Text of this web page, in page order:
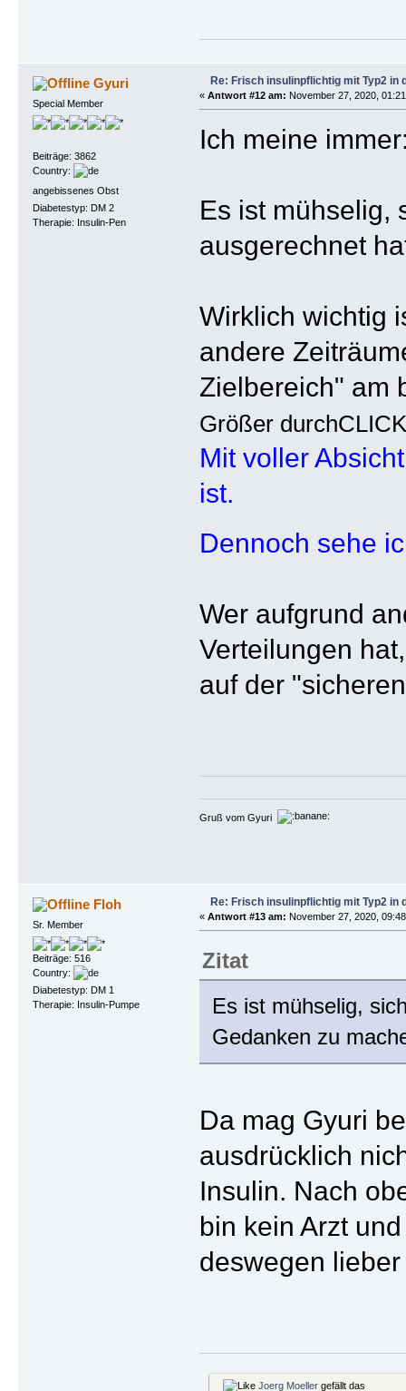
Gyuri
Special Member
Beiträge: 3862
Country:
angebissenes Obst
Diabetestyp: DM 2
Therapie: Insulin-Pen
Re: Frisch insulinpflichtig mit Typ2 in
« Antwort #12 am: November 27, 2020,
Ich meine
Es ist mühselig,
ausgerechnet
Wirklich wichtig
andere
Zielbereich" am
Größer durchCLICK
Mit voller
ist.
Dennoch sehe
Wer aufgrund
Verteilungen
auf der
Gruß vom Gyuri
Floh
Sr. Member
Beiträge: 516
Country:
Diabetestyp: DM 1
Therapie: Insulin-Pumpe
Re: Frisch insulinpflichtig mit Typ2 in
« Antwort #13 am: November 27, 2020,
Zitat
Es ist mühselig,
Gedanken zu
Da mag Gyuri
ausdrücklich
Insulin. Nach
bin kein Arzt
deswegen
Joerg Moellergefällt das